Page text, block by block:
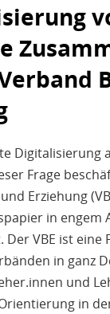
Digitalisierung
Frage
Erziehung
in engem
VBE ist eine
in ganz
und
in